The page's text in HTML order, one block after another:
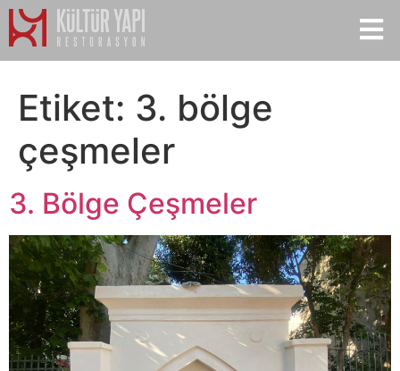
Etiket: 3. bölge
çeşmeler
3. Bölge Çeşmeler